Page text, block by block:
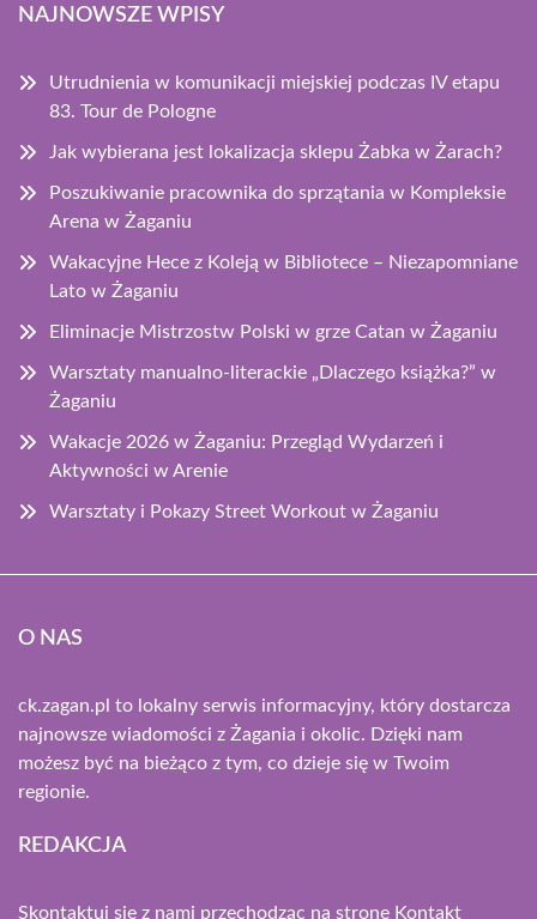
NAJNOWSZE WPISY
Utrudnienia w komunikacji miejskiej podczas IV etapu
83. Tour de Pologne
Jak wybierana jest lokalizacja sklepu Żabka w Żarach?
Poszukiwanie pracownika do sprzątania w Kompleksie
Arena w Żaganiu
Wakacyjne Hece z Koleją w Bibliotece – Niezapomniane
Lato w Żaganiu
Eliminacje Mistrzostw Polski w grze Catan w Żaganiu
Warsztaty manualno-literackie „Dlaczego książka?” w
Żaganiu
Wakacje 2026 w Żaganiu: Przegląd Wydarzeń i
Aktywności w Arenie
Warsztaty i Pokazy Street Workout w Żaganiu
O NAS
ck.zagan.pl to lokalny serwis informacyjny, który dostarcza
najnowsze wiadomości z Żagania i okolic. Dzięki nam
możesz być na bieżąco z tym, co dzieje się w Twoim
regionie.
REDAKCJA
Skontaktuj się z nami przechodząc na stronę Kontakt